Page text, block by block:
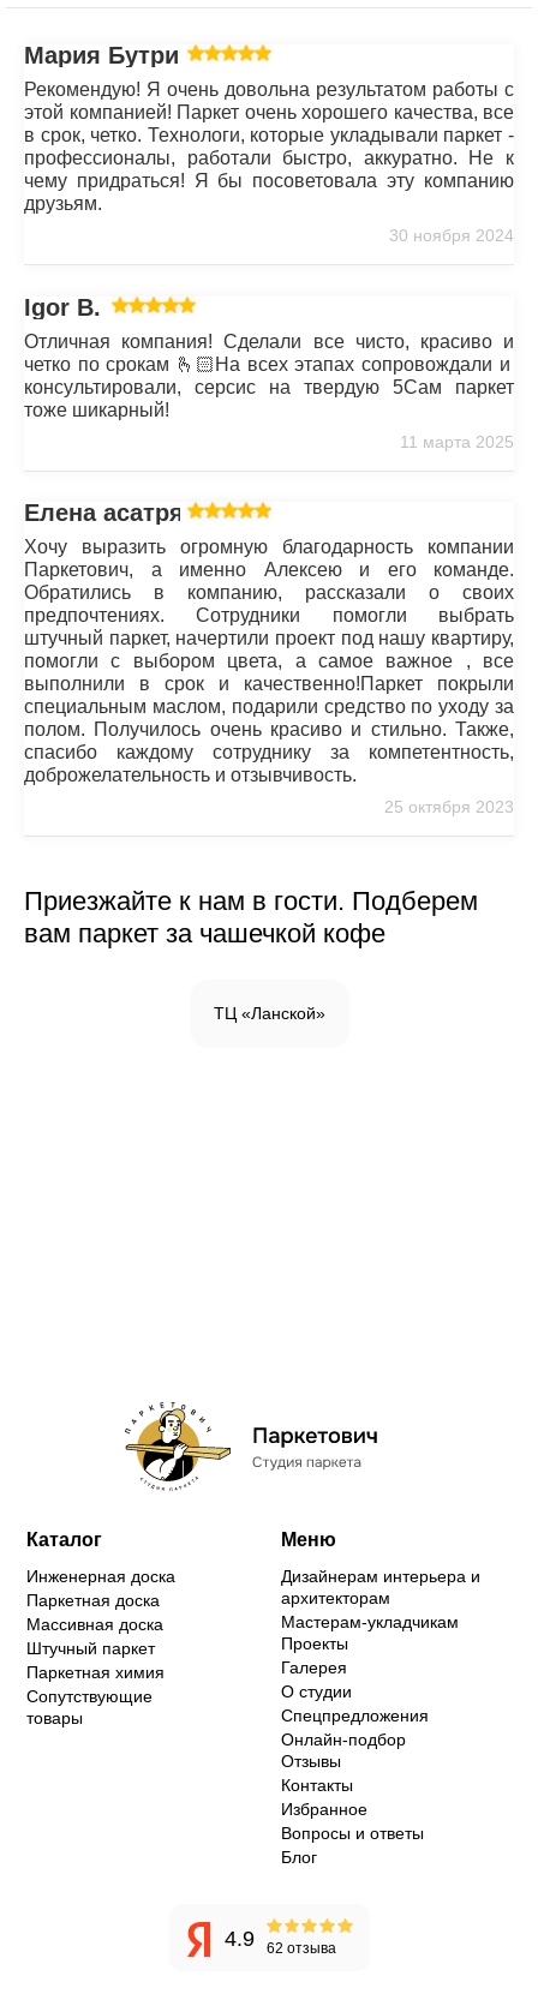
Мария Бутрим
Рекомендую! Я очень довольна результатом работы с
этой компанией! Паркет очень хорошего качества, все
в срок, четко. Технологи, которые укладывали паркет -
профессионалы, работали быстро, аккуратно. Не к
чему придраться! Я бы посоветовала эту компанию
друзьям.
30 ноября 2024
Igor B.
Отличная компания! Сделали все чисто, красиво и
четко по срокам 🫰🏻На всех этапах сопровождали и
консультировали, серсис на твердую 5Сам паркет
тоже шикарный!
11 марта 2025
Елена асатрян
Хочу выразить огромную благодарность компании
Паркетович, а именно Алексею и его команде.
Обратились в компанию, рассказали о своих
предпочтениях. Сотрудники помогли выбрать
штучный паркет, начертили проект под нашу квартиру,
помогли с выбором цвета, а самое важное , все
выполнили в срок и качественно!Паркет покрыли
специальным маслом, подарили средство по уходу за
полом. Получилось очень красиво и стильно. Также,
спасибо каждому сотруднику за компетентность,
доброжелательность и отзывчивость.
25 октября 2023
Приезжайте к нам в гости. Подберем
вам паркет за чашечкой кофе
ТЦ «Ланской»
Каталог
Инженерная доска
Паркетная доска
Массивная доска
Штучный паркет
Паркетная химия
Сопутствующие
товары
Меню
Дизайнерам интерьера и
архитекторам
Мастерам-укладчикам
Проекты
Галерея
О студии
Спецпредложения
Онлайн-подбор
Отзывы
Контакты
Избранное
Вопросы и ответы
Блог
4.9 62 отзыва